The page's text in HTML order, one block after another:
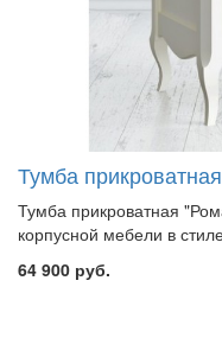
Тумба
Тумба прикроватная
корпусной мебели в
64 900 руб.